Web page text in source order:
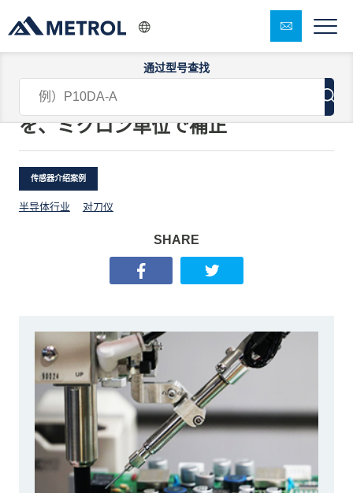
通过型号查找
【事例】卓上ロボットのZ軸の熱変位
を、ミクロン単位で補正
传感器介绍案例
半导体行业 对刀仪
SHARE